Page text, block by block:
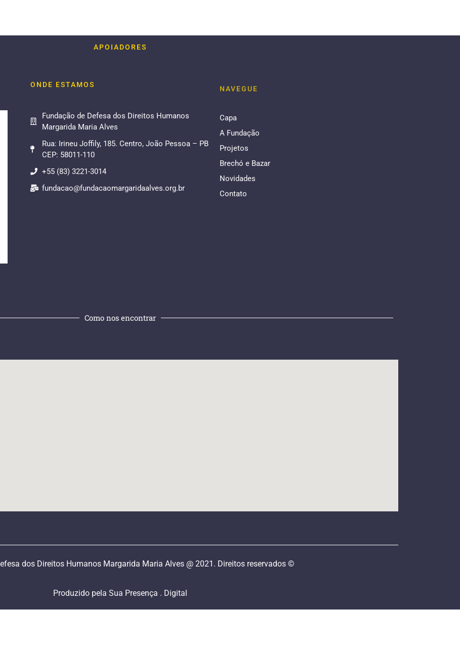
APOIADORES
ONDE ESTAMOS
Fundação de Defesa dos Direitos Humanos
Margarida Maria Alves
Rua: Irineu Joffily, 185. Centro, João Pessoa – PB
CEP: 58011-110
+55 (83) 3221-3014
fundacao@fundacaomargaridaalves.org.br
NAVEGUE
Capa
A Fundação
Projetos
Brechó e Bazar
Novidades
Contato
Como nos encontrar
dos Direitos Humanos Margarida Maria Alves @ 2021. Direitos reservados ©
Produzido pela Sua Presença . Digital